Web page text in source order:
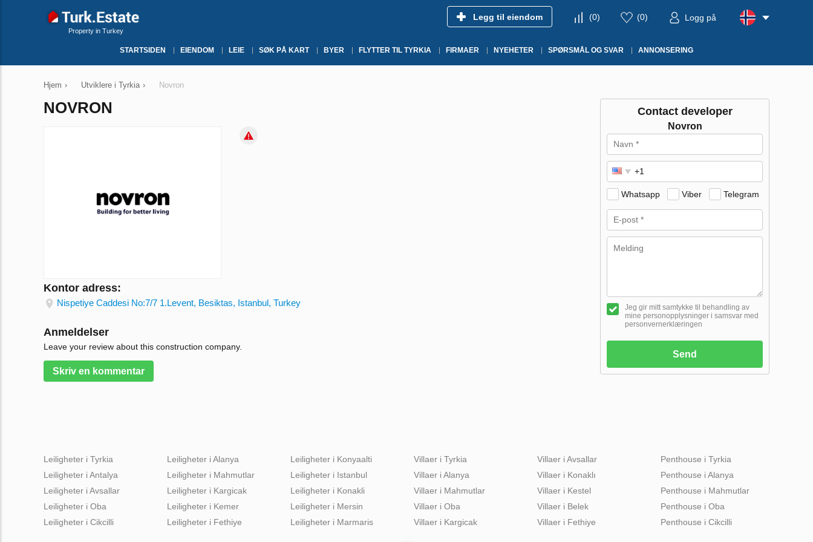
Property in Turkey
Legg til eiendom (0) (0) Logg på
STARTSIDEN EIENDOM LEIE SØK PÅ KART BYER FLYTTER TIL TYRKIA FIRMAER NYEHETER SPØRSMÅL OG SVAR ANNONSERING
Hjem › Utviklere i Tyrkia › Novron
NOVRON
Kontor adress:
Nispetiye Caddesi No:7/7 1.Levent, Besiktas, Istanbul, Turkey
Anmeldelser
Leave your review about this construction company.
Skriv en kommentar
Contact developer
Novron
Whatsapp Viber Telegram
Jeg gir mitt samtykke til behandling av
mine personopplysninger i samsvar med
personvernerklæringen
Send
Leiligheter i Tyrkia
Leiligheter i Antalya
Leiligheter i Avsallar
Leiligheter i Oba
Leiligheter i Cikcilli
Leiligheter i Alanya
Leiligheter i Mahmutlar
Leiligheter i Kargicak
Leiligheter i Kemer
Leiligheter i Fethiye
Leiligheter i Konyaalti
Leiligheter i Istanbul
Leiligheter i Konakli
Leiligheter i Mersin
Leiligheter i Marmaris
Villaer i Tyrkia
Villaer i Alanya
Villaer i Mahmutlar
Villaer i Oba
Villaer i Kargicak
Villaer i Avsallar
Villaer i Konaklı
Villaer i Kestel
Villaer i Belek
Villaer i Fethiye
Penthouse i Tyrkia
Penthouse i Alanya
Penthouse i Mahmutlar
Penthouse i Oba
Penthouse i Cikcilli